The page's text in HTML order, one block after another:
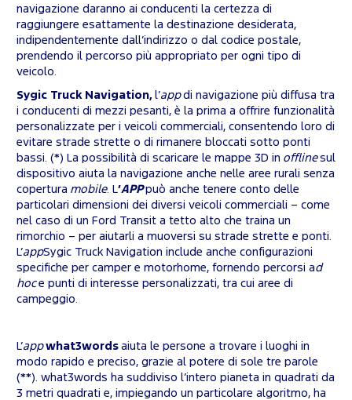
navigazione daranno ai conducenti la certezza di
raggiungere esattamente la destinazione desiderata,
indipendentemente dall’indirizzo o dal codice postale,
prendendo il percorso più appropriato per ogni tipo di
veicolo.
Sygic Truck Navigation, l’appdi navigazione più diffusa tra
i conducenti di mezzi pesanti, è la prima a offrire funzionalità
personalizzate per i veicoli commerciali, consentendo loro di
evitare strade strette o di rimanere bloccati sotto ponti
bassi. (*) La possibilità di scaricare le mappe 3D in offlinesul
dispositivo aiuta la navigazione anche nelle aree rurali senza
copertura mobile. L’APPpuò anche tenere conto delle
particolari dimensioni dei diversi veicoli commerciali – come
nel caso di un Ford Transit a tetto alto che traina un
rimorchio – per aiutarli a muoversi su strade strette e ponti.
L’appSygic Truck Navigation include anche configurazioni
specifiche per camper e motorhome, fornendo percorsi ad
hoce punti di interesse personalizzati, tra cui aree di
campeggio.
L’app what3words aiuta le persone a trovare i luoghi in
modo rapido e preciso, grazie al potere di sole tre parole
(**). what3words ha suddiviso l’intero pianeta in quadrati da
3 metri quadrati e, impiegando un particolare algoritmo, ha